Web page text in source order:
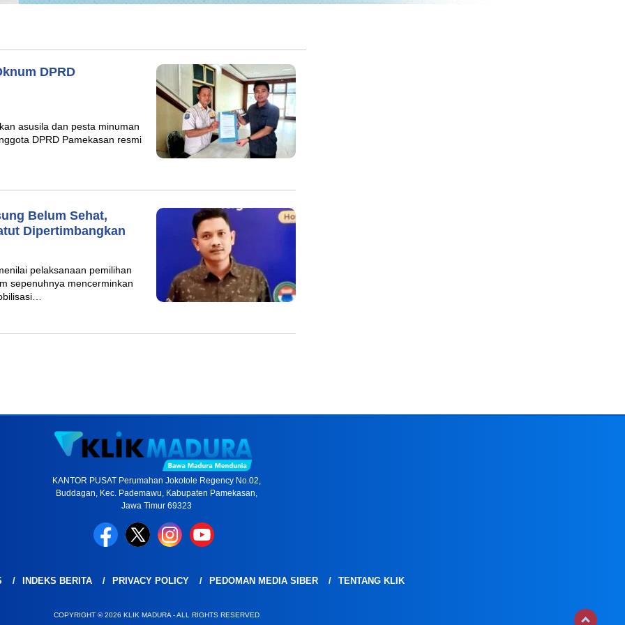
DPRD
asusila dan pesta minuman
DPRD Pamekasan resmi
Belum Sehat,
Dipertimbangkan
pelaksanaan pemilihan
sepenuhnya mencerminkan
KANTOR PUSAT Perumahan Jokotole Regency No.02,
Buddagan, Kec. Pademawu, Kabupaten Pamekasan,
Jawa Timur 69323
INDEKS BERITA PRIVACY POLICY PEDOMAN MEDIA SIBER TENTANG KLIK
COPYRIGHT © 2026 KLIK MADURA - ALL RIGHTS RESERVED